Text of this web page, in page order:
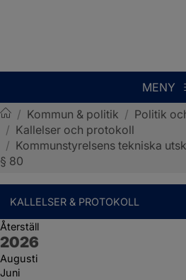
MENY
Sotenäs kommun
/ Kommun & politik / Politik
/ Kallelser och protokoll
/ Kommunstyrelsens tekniska
§ 80
KALLELSER & PROTOKOLL
Återställ
År:
2026
Augusti
Juni